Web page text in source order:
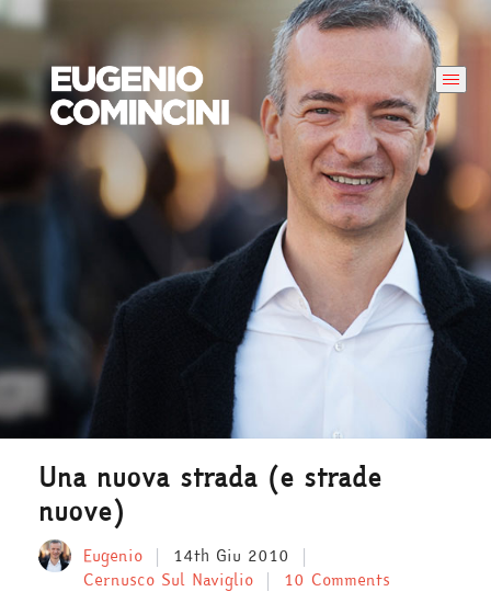
Una nuova strada (e strade
nuove)
Eugenio
14th Giu 2010
Cernusco Sul Naviglio
10 Comments